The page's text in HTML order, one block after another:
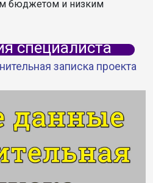
бюджетом и низким
специалиста
записка проекта